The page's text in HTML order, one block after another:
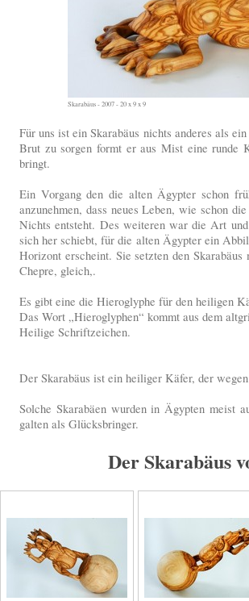
Skarabäus - 2007 - 20 x 9 x 9
Für uns ist ein Skarabäus nichts anderes als
Brut zu sorgen formt er aus Mist eine runde
bringt.
Ein Vorgang den die alten Ägypter schon
anzunehmen, dass neues Leben, wie schon
Nichts entsteht. Des weiteren war die Art
sich her schiebt, für die alten Ägypter ein
Horizont erscheint. Sie setzten den
Chepre, gleich,.
Es gibt eine die Hieroglyphe für den
Das Wort „Hieroglyphen“ kommt aus dem
Heilige Schriftzeichen.
Der Skarabäus ist ein heiliger Käfer, der
Solche Skarabäen wurden in Ägypten meist
galten als Glücksbringer.
Der Skarabäus